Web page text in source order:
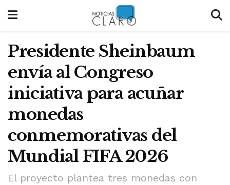
Presidente Sheinbaum
envía al Congreso
iniciativa para acuñar
monedas
conmemorativas del
Mundial FIFA 2026
El proyecto plantea tres monedas con